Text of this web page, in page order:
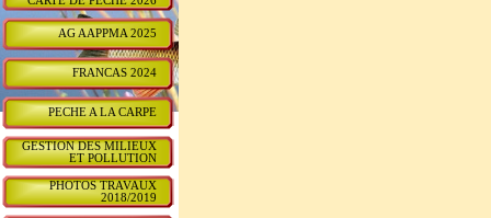
AG AAPPMA 2025
FRANCAS 2024
PECHE A LA CARPE
GESTION DES MILIEUX
ET POLLUTION
PHOTOS TRAVAUX
2018/2019